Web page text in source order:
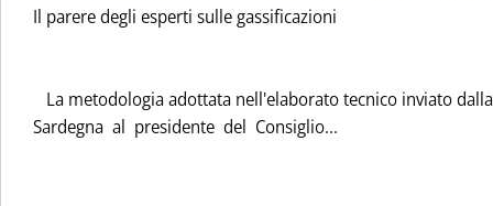
Il parere degli esperti sulle gassificazioni
La metodologia adottata nell'elaborato tecnico inviato dalla
Sardegna al presidente del Consiglio...